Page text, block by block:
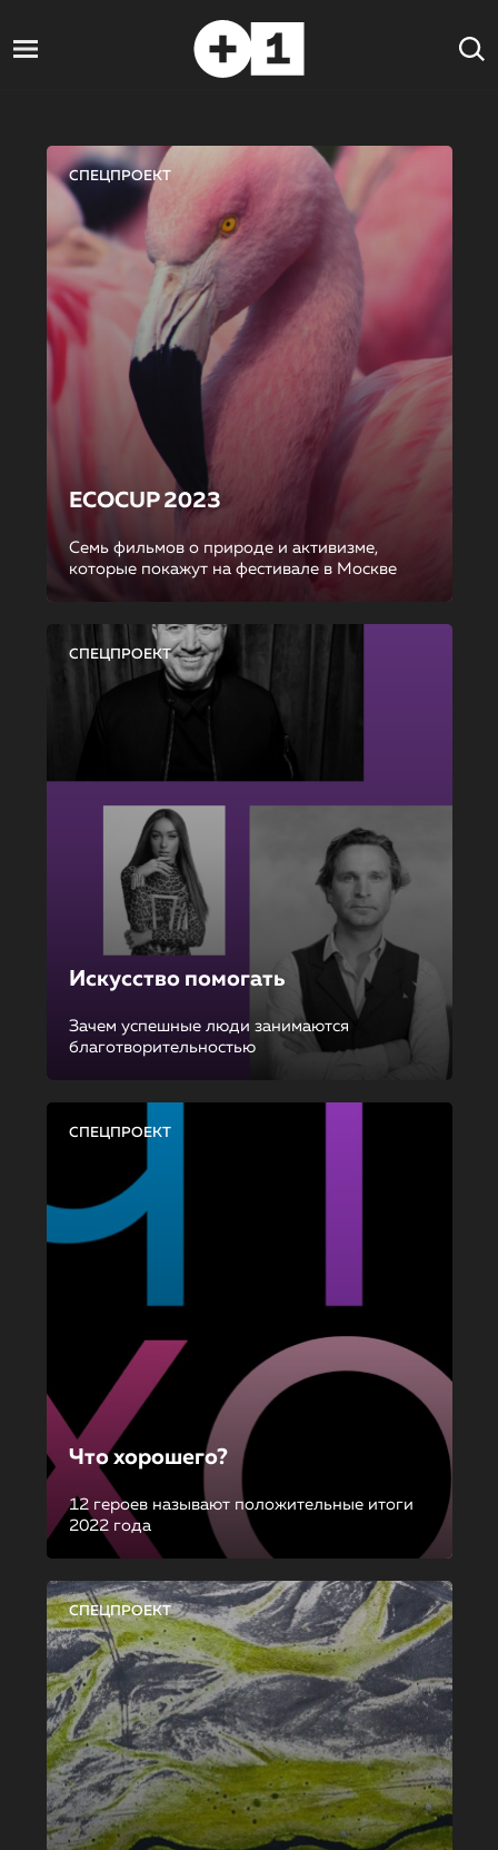
СПЕЦПРОЕКТ
ECOCUP 2023
Семь фильмов о природе и активизме,
которые покажут на фестивале в Москве
СПЕЦПРОЕКТ
Искусство помогать
Зачем успешные люди занимаются
благотворительностью
СПЕЦПРОЕКТ
Что хорошего?
12 героев называют положительные итоги
2022 года
СПЕЦПРОЕКТ